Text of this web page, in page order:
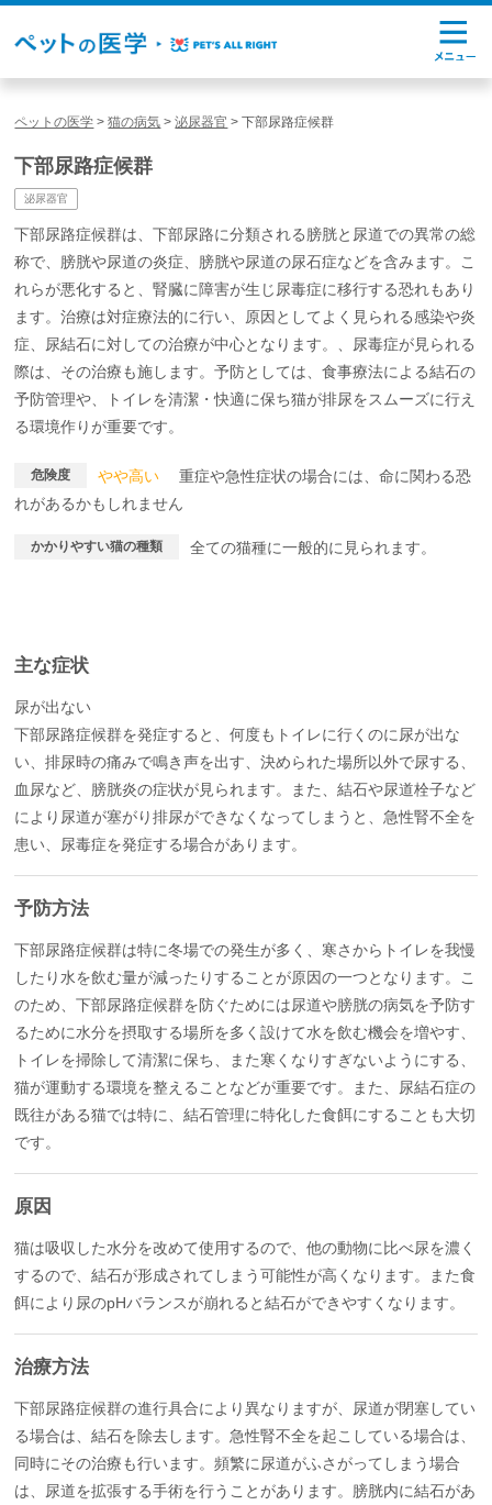
ペットの医学 >猫の病気 >泌尿器官 >下部尿路症候群
下部尿路症候群
泌尿器官
下部尿路症候群は、下部尿路に分類される膀胱と尿道での異常の総
称で、膀胱や尿道の炎症、膀胱や尿道の尿石症などを含みます。こ
れらが悪化すると、腎臓に障害が生じ尿毒症に移行する恐れもあり
ます。治療は対症療法的に行い、原因としてよく見られる感染や炎
症、尿結石に対しての治療が中心となります。、尿毒症が見られる
際は、その治療も施します。予防としては、食事療法による結石の
予防管理や、トイレを清潔・快適に保ち猫が排尿をスムーズに行え
る環境作りが重要です。
危険度 やや高い 重症や急性症状の場合には、命に関わる恐
れがあるかもしれません
かかりやすい猫の種類 全ての猫種に一般的に見られます。
主な症状
尿が出ない
下部尿路症候群を発症すると、何度もトイレに行くのに尿が出な
い、排尿時の痛みで鳴き声を出す、決められた場所以外で尿する、
血尿など、膀胱炎の症状が見られます。また、結石や尿道栓子など
により尿道が塞がり排尿ができなくなってしまうと、急性腎不全を
患い、尿毒症を発症する場合があります。
予防方法
下部尿路症候群は特に冬場での発生が多く、寒さからトイレを我慢
したり水を飲む量が減ったりすることが原因の一つとなります。こ
のため、下部尿路症候群を防ぐためには尿道や膀胱の病気を予防す
るために水分を摂取する場所を多く設けて水を飲む機会を増やす、
トイレを掃除して清潔に保ち、また寒くなりすぎないようにする、
猫が運動する環境を整えることなどが重要です。また、尿結石症の
既往がある猫では特に、結石管理に特化した食餌にすることも大切
です。
原因
猫は吸収した水分を改めて使用するので、他の動物に比べ尿を濃く
するので、結石が形成されてしまう可能性が高くなります。また食
餌により尿のpHバランスが崩れると結石ができやすくなります。
治療方法
下部尿路症候群の進行具合により異なりますが、尿道が閉塞してい
る場合は、結石を除去します。急性腎不全を起こしている場合は、
同時にその治療も行います。頻繁に尿道がふさがってしまう場合
は、尿道を拡張する手術を行うことがあります。膀胱内に結石があ